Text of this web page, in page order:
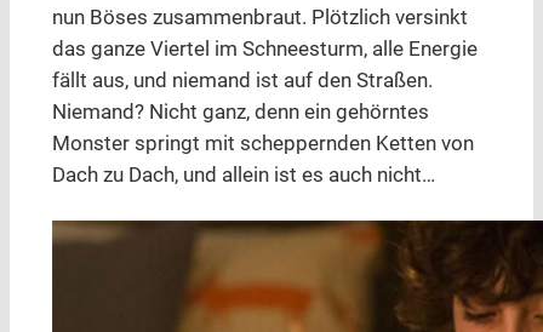
nun Böses zusammenbraut. Plötzlich versinkt
das ganze Viertel im Schneesturm, alle Energie
fällt aus, und niemand ist auf den Straßen.
Niemand? Nicht ganz, denn ein gehörntes
Monster springt mit scheppernden Ketten von
Dach zu Dach, und allein ist es auch nicht…